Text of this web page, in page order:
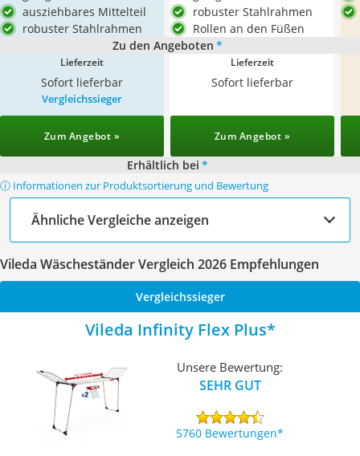
ausziehbares Mittelteil
robuster Stahlrahmen
robuster Stahlrahmen
Rollen an den Füßen
Zu den Angeboten *
Lieferzeit
Sofort lieferbar
Lieferzeit
Sofort lieferbar
Vergleichssieger
Zum Angebot » Zum Angebot »
Erhältlich bei *
ⓘ Informationen zur Produktsortierung und Bewertung
Ähnliche Vergleiche anzeigen
Vileda Wäscheständer Vergleich 2026 Empfehlungen
Vergleichssieger
Vileda Infinity Flex Plus
Unsere Bewertung:
SEHR GUT
5760 Bewertungen